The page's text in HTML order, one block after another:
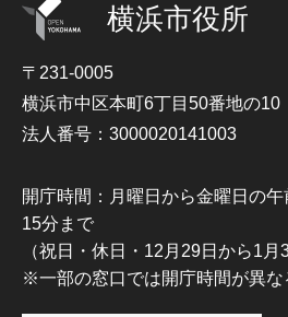
横浜市役所
〒231-0005
横浜市中区本町6丁目50番地の10
法人番号：3000020141003
開庁時間：月曜日から金曜日の
15分まで
（祝日・休日・12月29日から1月
※一部の窓口では開庁時間が異な